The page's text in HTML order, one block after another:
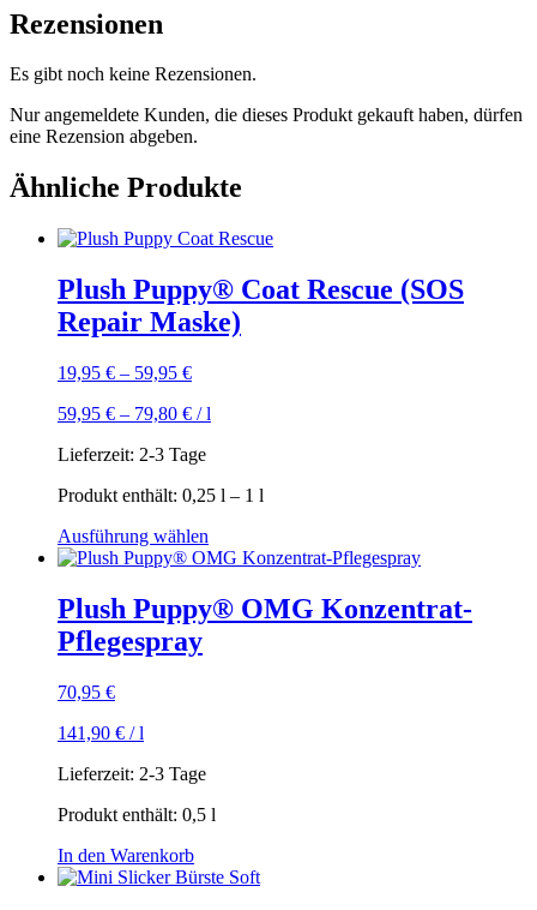
Rezensionen
Es gibt noch keine Rezensionen.
Nur angemeldete Kunden, die dieses Produkt gekauft haben, dürfen
eine Rezension abgeben.
Ähnliche Produkte
Plush Puppy® Coat Rescue (SOS
Repair Maske)
19,95 € – 59,95 €
59,95 € – 79,80 € /l
Lieferzeit: 2-3 Tage
Produkt enthält: 0,25 l – 1 l
Ausführung wählen
Produkt
mehrere
Varianten
werden
Plush Puppy® OMG Konzentrat-
Pflegespray
70,95 €
141,90 € /l
Lieferzeit: 2-3 Tage
Produkt enthält: 0,5 l
In den Warenkorb